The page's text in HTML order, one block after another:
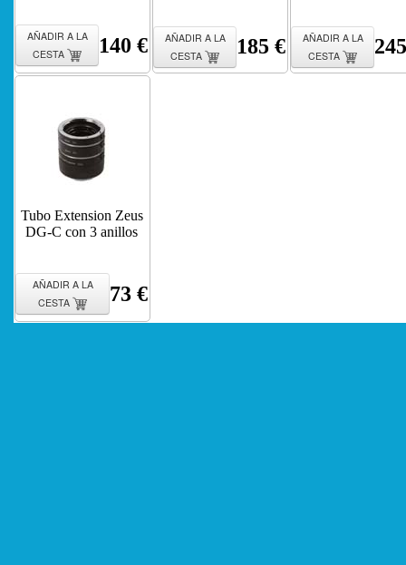
AÑADIR A LA
CESTA
140 €
AÑADIR A LA
CESTA
185 €
AÑADIR A LA
CESTA
Tubo Extension Zeus
DG-C con 3 anillos
AÑADIR A LA
CESTA
73 €